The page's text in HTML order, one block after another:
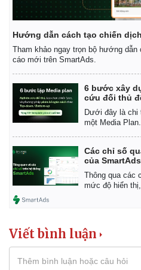
Hồ sơ
Hướng dẫn cách tạo chiến
Tham khảo ngay trọn bộ hướng
cáo mới trên SmartAds.
6 bước xây
cứu đối thủ
Dưới đây là chi
một Media Plan.
Các chỉ số
của SmartAds
Thông qua các
mức độ hiển
Viết bình luận